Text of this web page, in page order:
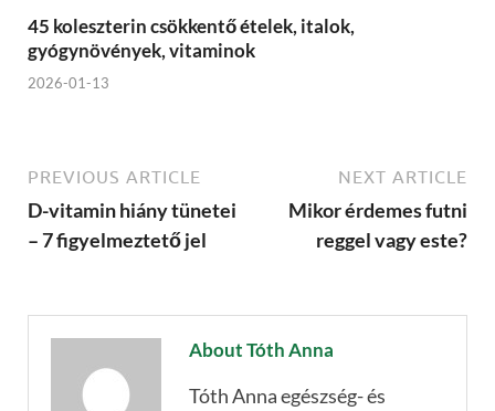
45 koleszterin csökkentő ételek, italok,
gyógynövények, vitaminok
2026-01-13
PREVIOUS ARTICLE
D-vitamin hiány tünetei
– 7 figyelmeztető jel
NEXT ARTICLE
Mikor érdemes futni
reggel vagy este?
About Tóth Anna
Tóth Anna egészség- és